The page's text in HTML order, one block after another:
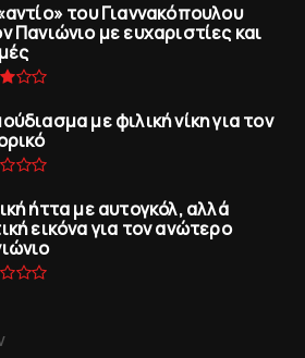
του Γιαννακόπουλου
Πανιώνιο με ευχαριστίες και
με φιλική νίκη για τoν
ήττα με αυτογκόλ, αλλά
εικόνα για τον ανώτερo